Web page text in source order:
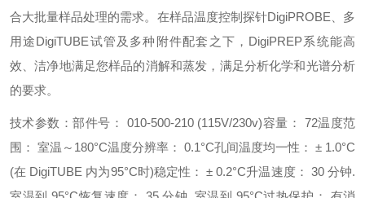
合大批量样品处理的需求。 在样品温度控制探针DigiPROBE 、多
用途DigiTUBE试管及多种附件配套之下， DigiPREP系统能高
效、洁净地满足您样品的消解和蒸发，满足分析化学和光谱分析
的要求。
技术参数：部件号： 010-500-210 (115V/230v)容量： 72温度范
围： 室温～ 180°C温度分辨率： 0.1°C孔间温度均一性： ± 1.0°C
(在 DigiTUBE 内为95°C时)稳定性： ±0.2°C升温速度： 30 分钟.